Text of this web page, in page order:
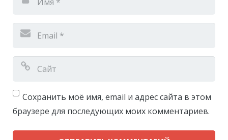
Сохранить моё имя, email и адрес сайта в этом
браузере для последующих моих комментариев.